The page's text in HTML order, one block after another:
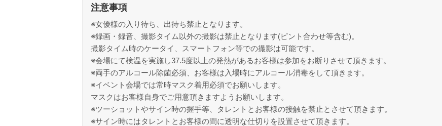
注意事項
※女優様の入り待ち、出待ち禁止となります。
※録画・録音、撮影タイム以外の撮影は禁止となります(ピント合わせ等含む)。
撮影タイム時のケータイ、スマートフォン等での撮影は可能です。
※会場にて検温を実施し37.5度以上の発熱があるお客様は参加をお断りさせて頂きます。
※両手のアルコール除菌必須、お客様は入場時にアルコール消毒をして頂きます。
※イベント会場では常時マスク着用必須でお願いします。
マスクはお客様自身でご用意頂きますようお願いします。
※ツーショットやサイン時の握手等、タレントとお客様の接触を禁止とさせて頂きます。
※サイン時にはタレントとお客様の間に透明な仕切りを設置させて頂きます。